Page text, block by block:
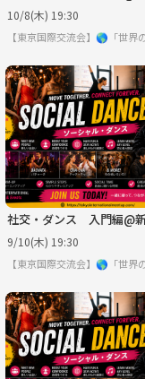
10/8(木) 19:30
【東京国際交流会】🌎「世
社交・ダンス 入門編@
9/10(木) 19:30
【東京国際交流会】🌎「世